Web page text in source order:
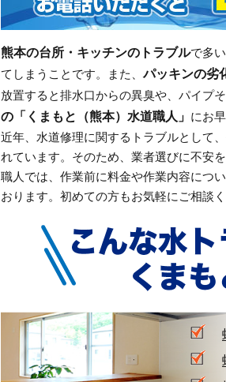
熊本の台所・キッチンのトラブルで多
てしまうことです。また、パッキンの劣
放置すると排水口からの異臭や、パイプ
の「くまもと（熊本）水道職人」 にお
近年、水道修理に関するトラブルとして
れています。そのため、業者選びに不安
職人では、作業前に料金や作業内容につ
おります。初めての方もお気軽にご相談く